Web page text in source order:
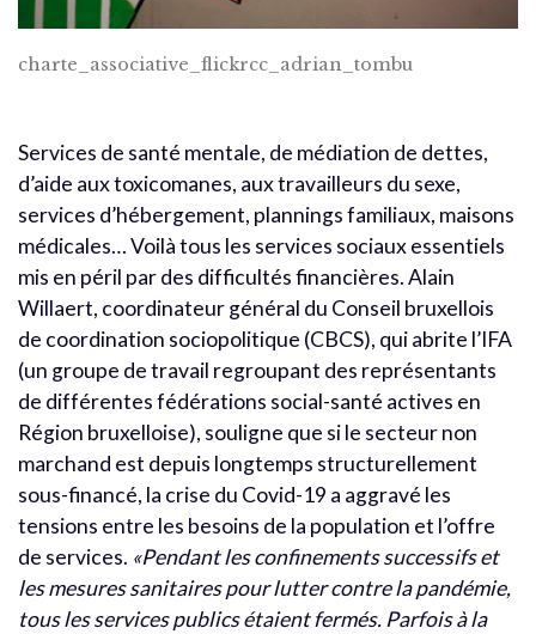
charte_associative_flickrcc_adrian_tombu
Services de santé mentale, de médiation de dettes,
d’aide aux toxicomanes, aux travailleurs du sexe,
services d’hébergement, plannings familiaux, maisons
médicales… Voilà tous les services sociaux essentiels
mis en péril par des difficultés financières. Alain
Willaert, coordinateur général du Conseil bruxellois
de coordination sociopolitique (CBCS), qui abrite l’IFA
(un groupe de travail regroupant des représentants
de différentes fédérations social-santé actives en
Région bruxelloise), souligne que si le secteur non
marchand est depuis longtemps structurellement
sous-financé, la crise du Covid-19 a aggravé les
tensions entre les besoins de la population et l’offre
de services. «Pendant les confinements successifs et
les mesures sanitaires pour lutter contre la pandémie,
tous les services publics étaient fermés. Parfois à la